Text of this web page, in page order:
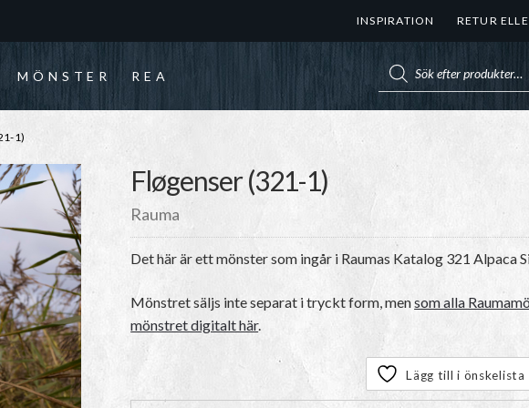
INSPIRATION RETUR
MÖNSTER REA
1)
Fløgenser (321-1)
Rauma
Det här är ett mönster som ingår i Raumas Katalog 321 Alpaca
Mönstret säljs inte separat i tryckt form, mensom alla
mönstret digitalt här.
Lägg till i önskelista